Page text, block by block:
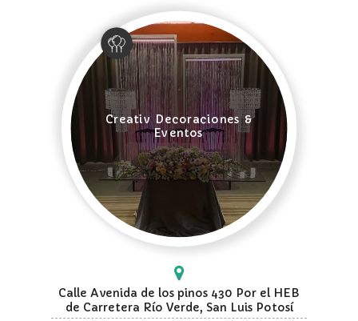
Creativ Decoraciones &
Eventos
Calle Avenida de los pinos 430 Por el HEB
de Carretera Río Verde, San Luis Potosí